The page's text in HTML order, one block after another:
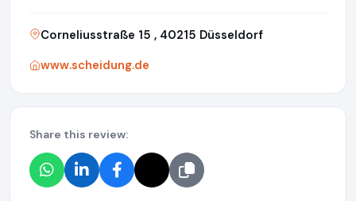
Corneliusstraße 15 , 40215 Düsseldorf
www.scheidung.de
Share this review: